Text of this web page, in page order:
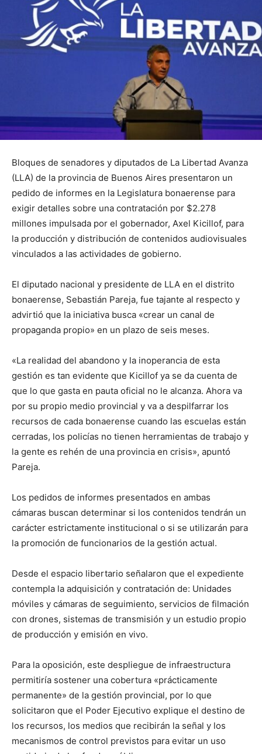
Bloques de senadores y diputados de La Libertad Avanza
(LLA) de la provincia de Buenos Aires presentaron un
pedido de informes en la Legislatura bonaerense para
exigir detalles sobre una contratación por $2.278
millones impulsada por el gobernador, Axel Kicillof, para
la producción y distribución de contenidos audiovisuales
vinculados a las actividades de gobierno.
El diputado nacional y presidente de LLA en el distrito
bonaerense, Sebastián Pareja, fue tajante al respecto y
advirtió que la iniciativa busca «crear un canal de
propaganda propio» en un plazo de seis meses.
«La realidad del abandono y la inoperancia de esta
gestión es tan evidente que Kicillof ya se da cuenta de
que lo que gasta en pauta oficial no le alcanza. Ahora va
por su propio medio provincial y va a despilfarrar los
recursos de cada bonaerense cuando las escuelas están
cerradas, los policías no tienen herramientas de trabajo y
la gente es rehén de una provincia en crisis», apuntó
Pareja.
Los pedidos de informes presentados en ambas
cámaras buscan determinar si los contenidos tendrán un
carácter estrictamente institucional o si se utilizarán para
la promoción de funcionarios de la gestión actual.
Desde el espacio libertario señalaron que el expediente
contempla la adquisición y contratación de: Unidades
móviles y cámaras de seguimiento, servicios de filmación
con drones, sistemas de transmisión y un estudio propio
de producción y emisión en vivo.
Para la oposición, este despliegue de infraestructura
permitiría sostener una cobertura «prácticamente
permanente» de la gestión provincial, por lo que
solicitaron que el Poder Ejecutivo explique el destino de
los recursos, los medios que recibirán la señal y los
mecanismos de control previstos para evitar un uso